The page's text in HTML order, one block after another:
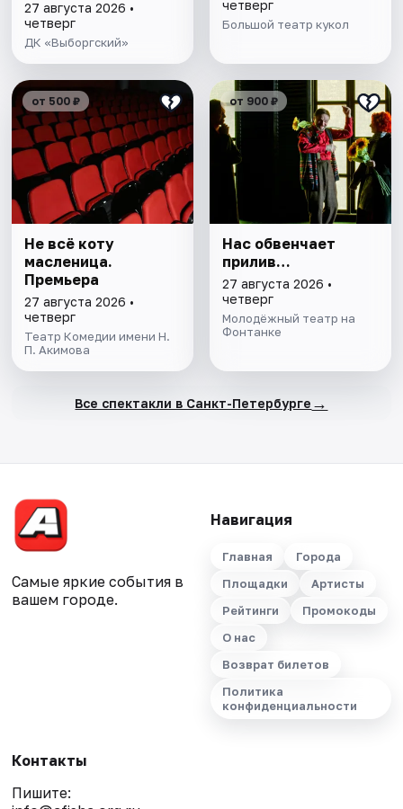
27 августа 2026 •
четверг
ДК «Выборгский»
четверг
Большой театр кукол
от 500 ₽
Не всё коту
масленица.
Премьера
27 августа 2026 •
четверг
Театр Комедии имени Н.
П. Акимова
от 900 ₽
Нас обвенчает
прилив…
27 августа 2026 •
четверг
Молодёжный театр на
Фонтанке
Все спектакли в Санкт-Петербурге →
Самые яркие события в
вашем городе.
Навигация
Главная
Города
Площадки
Артисты
Рейтинги
Промокоды
О нас
Возврат билетов
Политика
конфиденциальности
Контакты
Пишите: